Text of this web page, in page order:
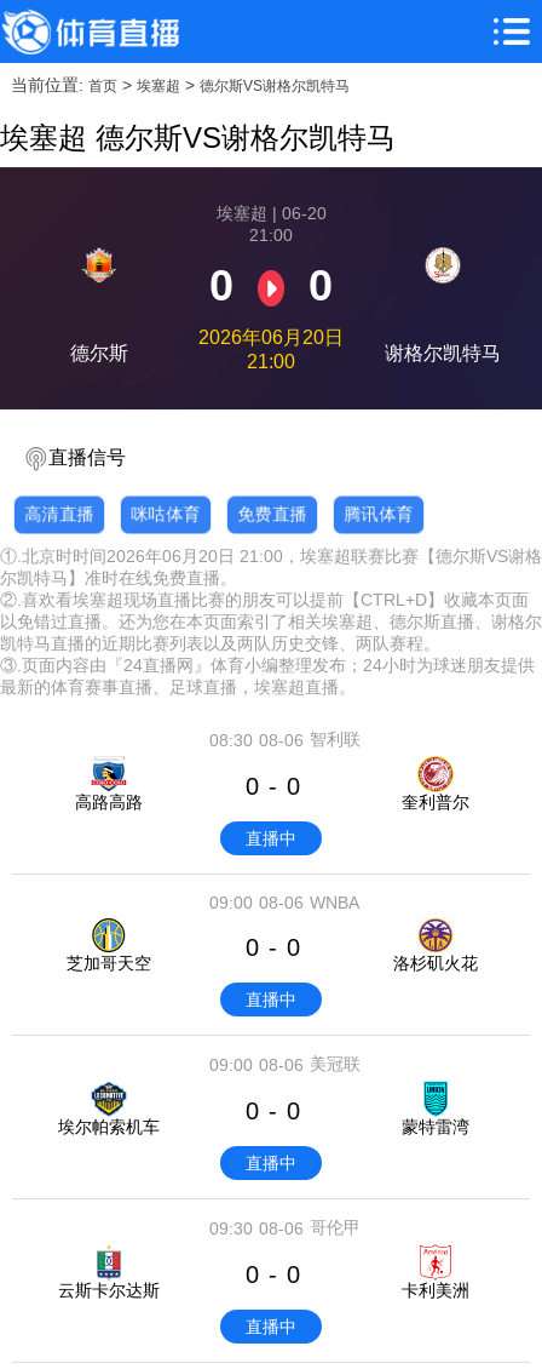
当前位置: 首页> 埃塞超 > 德尔斯VS谢格尔凯特马
埃塞超 德尔斯VS谢格尔凯特马
德尔斯
埃塞超 | 06-20
21:00
0 0
2026年06月20日
21:00
谢格尔凯特马
直播信号
高清直播 咪咕体育 免费直播 腾讯体育
①.北京时时间2026年06月20日 21:00，埃塞超联赛比赛【德尔斯VS谢格
尔凯特马】准时在线免费直播。
②.喜欢看埃塞超现场直播比赛的朋友可以提前【CTRL+D】收藏本页面
以免错过直播。还为您在本页面索引了相关埃塞超、德尔斯直播、谢格尔
凯特马直播的近期比赛列表以及两队历史交锋、两队赛程。
③.页面内容由『24直播网』体育小编整理发布；24小时为球迷朋友提供
最新的体育赛事直播、足球直播，埃塞超直播。
08-06
08:30 智利联
高路高路
0 - 0
奎利普尔
直播中
08-06
09:00 WNBA
芝加哥天空
0 - 0
洛杉矶火花
直播中
08-06
09:00 美冠联
埃尔帕索机车
0 - 0
蒙特雷湾
直播中
08-06
09:30 哥伦甲
云斯卡尔达斯
0 - 0
卡利美洲
直播中